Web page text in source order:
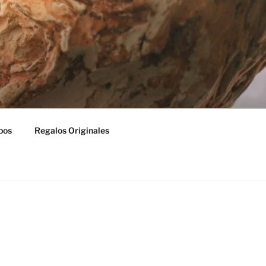
in Denia, watercolour, drawing,
Regalos Originales